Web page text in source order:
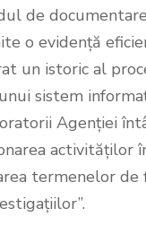
de
o evidență
un istoric al
sistem
Agenției
activităților
termenelor de